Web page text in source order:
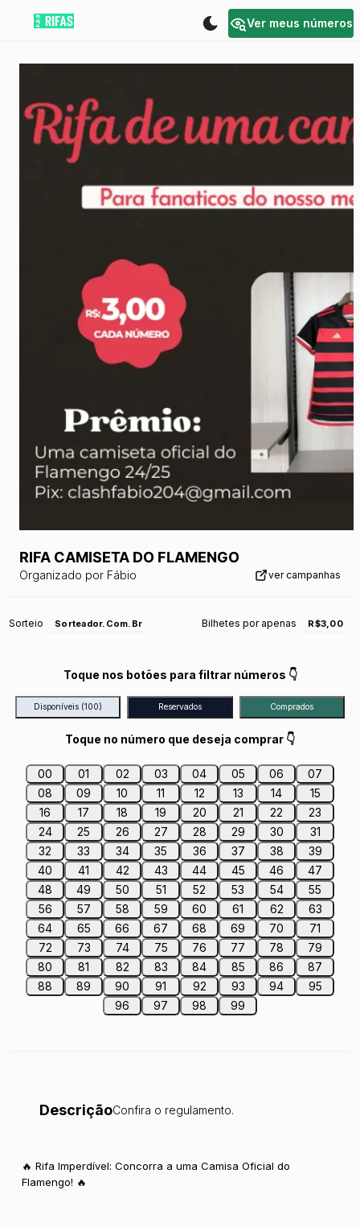
Ver meus números
RIFA CAMISETA DO FLAMENGO
Organizado por Fábio ver campanhas
Sorteio Sorteador.com.br Bilhetes por apenas R$3,00
Toque nos botões para filtrar números 👇
Disponíveis (100) Reservados Comprados
Toque no número que deseja comprar 👇
00 01 02 03 04 05 06
07
08
09 10 11 12 13 14
15
16
17 18 19 20 21 22
23
24
25 26 27 28 29 30
31
32
33 34 35 36 37 38
39
40
41 42 43 44 45 46
47
48
49 50 51 52 53 54
55
56
57 58 59 60 61 62
63
64
65 66 67 68 69 70
71
72
73 74 75 76 77 78
79
80
81 82 83 84 85 86
87
88
89 90 91 92 93 94
95
96
97 98 99
DescriçãoConfira o regulamento.
🔥 Rifa Imperdível: Concorra a uma Camisa Oficial do
Flamengo! 🔥